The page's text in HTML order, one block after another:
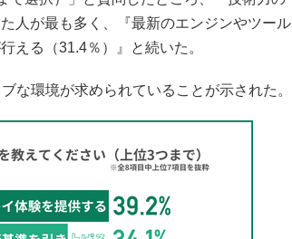
人が最も多く、『最新のエンジンやツール
える（31.4％）』と続いた。
な環境が求められていることが示された。